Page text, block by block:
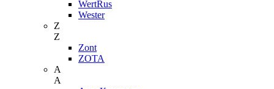
WertRus
Wester
Z
Z
Zont
ZOTA
А
А